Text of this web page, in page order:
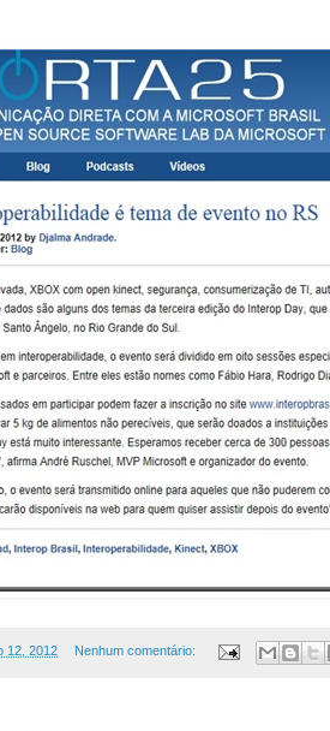
12, 2012 Nenhum comentário: